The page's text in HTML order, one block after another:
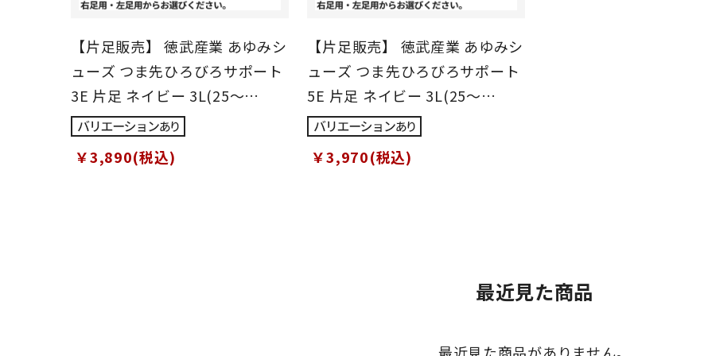
【片足販売】 徳武産業 あゆみシ
ューズ つま先ひろびろサポート
3E 片足 ネイビー 3L(25～
25.5cm)
￥3,890(税込)
【片足販売】 徳武産業 あゆみシ
ューズ つま先ひろびろサポート
5E 片足 ネイビー 3L(25～
25.5cm)
￥3,970(税込)
最近見た商品